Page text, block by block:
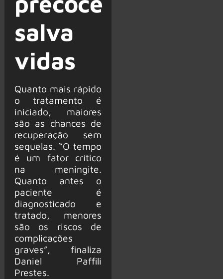
salva
vidas
Quanto mais rápido
o tratamento é
iniciado, maiores
são as chances de
recuperação sem
sequelas. “O tempo
é um fator crítico
na meningite.
Quanto antes o
paciente é
diagnosticado e
tratado, menores
são os riscos de
complicações
graves”, finaliza
Daniel Paffili
Prestes.